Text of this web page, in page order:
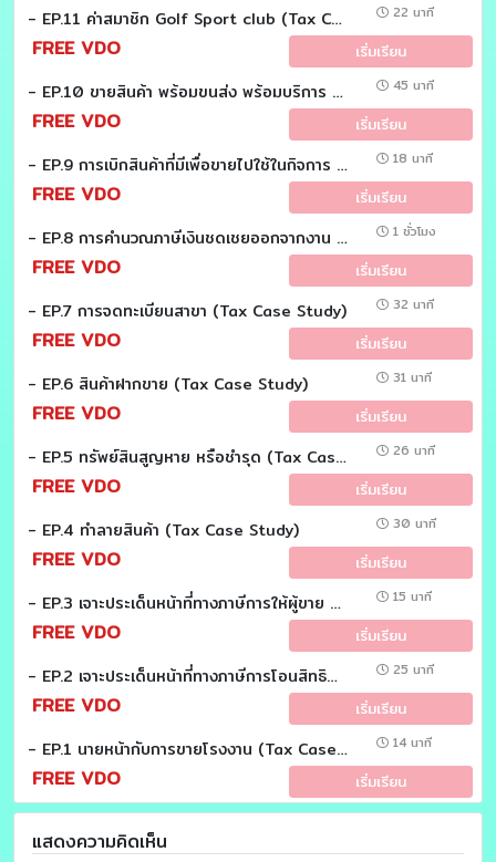
- EP.11 ค่าสมาชิก Golf Sport club (Tax Case Study) 22 นาที
FREE VDO เริ่มเรียน
- EP.10 ขายสินค้า พร้อมขนส่ง พร้อมบริการ (Tax Case Study) 45 นาที
FREE VDO เริ่มเรียน
- EP.9 การเบิกสินค้าที่มีเพื่อขายไปใช้ในกิจการ (Tax Case Study) 18 นาที
FREE VDO เริ่มเรียน
- EP.8 การคำนวณภาษีเงินชดเชยออกจากงาน เงินชดเชยเกษียณอายุ เงินเลิกจ้าง (Tax Case Study) 1 ชั่วโมง
FREE VDO เริ่มเรียน
- EP.7 การจดทะเบียนสาขา (Tax Case Study) 32 นาที
FREE VDO เริ่มเรียน
- EP.6 สินค้าฝากขาย (Tax Case Study) 31 นาที
FREE VDO เริ่มเรียน
- EP.5 ทรัพย์สินสูญหาย หรือชำรุด (Tax Case Study) 26 นาที
FREE VDO เริ่มเรียน
- EP.4 ทำลายสินค้า (Tax Case Study) 30 นาที
FREE VDO เริ่มเรียน
- EP.3 เจาะประเด็นหน้าที่ทางภาษีการให้ผู้ขาย ผู้ผลิตส่งออกแทน (Tax Case Study) 15 นาที
FREE VDO เริ่มเรียน
- EP.2 เจาะประเด็นหน้าที่ทางภาษีการโอนสิทธินำเข้า (Tax Case Study) 25 นาที
FREE VDO เริ่มเรียน
- EP.1 นายหน้ากับการขายโรงงาน (Tax Case study) 14 นาที
FREE VDO เริ่มเรียน
แสดงความคิดเห็น